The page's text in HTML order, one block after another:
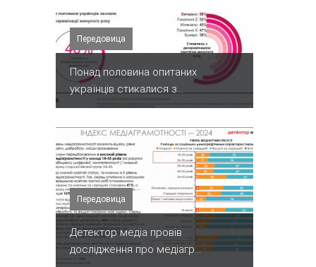
Передовица
Понад половина опитаних
українців стикалися з...
Передовица
Детектор медіа провів
дослідження про медіагр...